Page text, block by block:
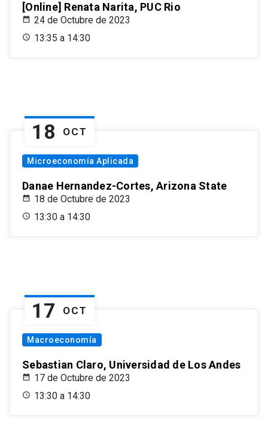
[Online] Renata Narita, PUC Rio
24 de Octubre de 2023
13:35 a 14:30
18 OCT
Microeconomía Aplicada
Danae Hernandez-Cortes, Arizona State
18 de Octubre de 2023
13:30 a 14:30
17 OCT
Macroeconomía
Sebastian Claro, Universidad de Los Andes
17 de Octubre de 2023
13:30 a 14:30